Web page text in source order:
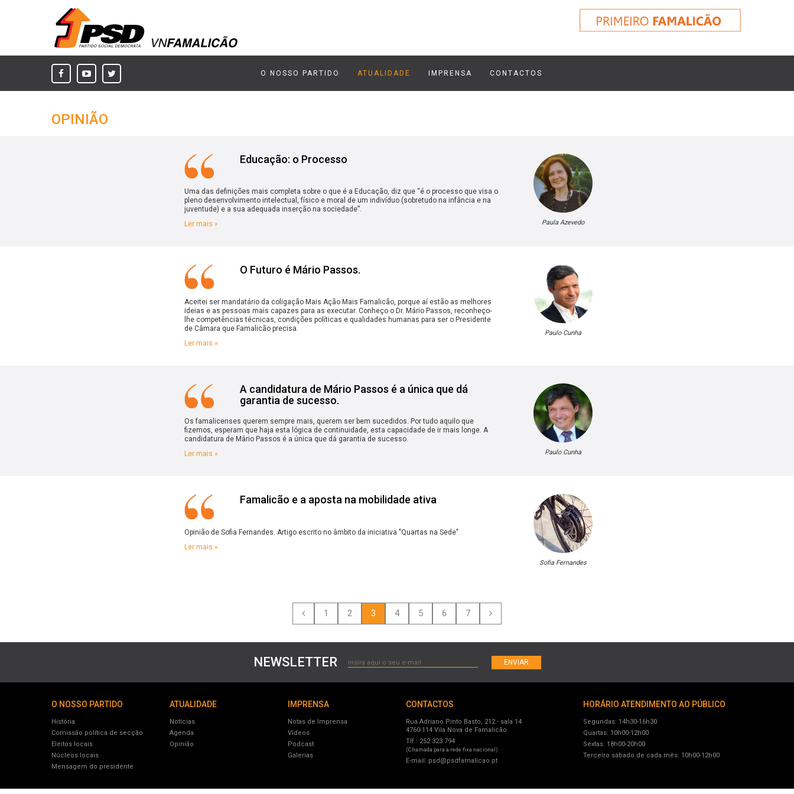
O NOSSO PARTIDO ATUALIDADE IMPRENSA CONTACTOS
OPINIÃO
Educação: o Processo
Uma das definições mais completa sobre o que é a Educação, diz que “é o processo que visa o
pleno desenvolvimento intelectual, físico e moral de um indivíduo (sobretudo na infância e na
juventude) e a sua adequada inserção na sociedade”.
Ler mais »
Paula Azevedo
O Futuro é Mário Passos.
Aceitei ser mandatário da coligação Mais Ação Mais Famalicão, porque aí estão as melhores
ideias e as pessoas mais capazes para as executar. Conheço o Dr. Mário Passos, reconheço-
lhe competências técnicas, condições políticas e qualidades humanas para ser o Presidente
de Câmara que Famalicão precisa.
Ler mais »
Paulo Cunha
A candidatura de Mário Passos é a única que dá
garantia de sucesso.
Os famalicenses querem sempre mais, querem ser bem sucedidos. Por tudo aquilo que
fizemos, esperam que haja esta lógica de continuidade, esta capacidade de ir mais longe. A
candidatura de Mário Passos é a única que dá garantia de sucesso.
Ler mais »
Paulo Cunha
Famalicão e a aposta na mobilidade ativa
Opinião de Sofia Fernandes. Artigo escrito no âmbito da iniciativa "Quartas na Sede"
Ler mais »
Sofia Fernandes
1 2 3 4 5 6 7
NEWSLETTER ENVIAR
O NOSSO PARTIDO
História
Comissão política de secção
Eleitos locais
Núcleos locais
Mensagem do presidente
ATUALIDADE
Notícias
Agenda
Opinião
IMPRENSA
Notas de Imprensa
Vídeos
Podcast
Galerias
CONTACTOS
Rua Adriano Pinto Basto, 212 - sala 14
4760-114 Vila Nova de Famalicão
Tlf.: 252 323 794
(Chamada para a rede fixa nacional)
E-mail: psd@psdfamalicao.pt
HORÁRIO ATENDIMENTO AO PÚBLICO
Segundas: 14h30-16h30
Quartas: 10h00-12h00
Sextas: 18h00-20h00
Terceiro sábado de cada mês: 10h00-12h00